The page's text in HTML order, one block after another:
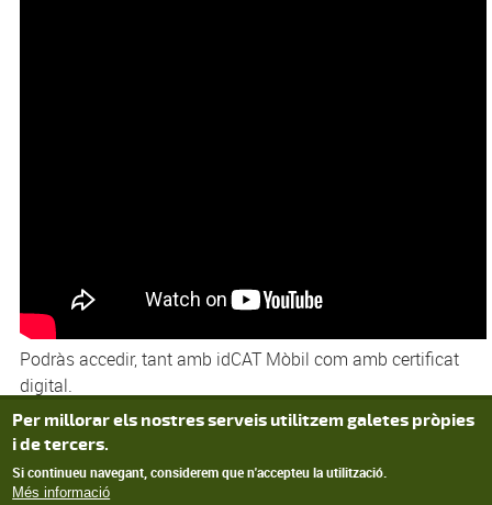
Podràs accedir, tant amb idCAT Mòbil com amb certificat
digital.
Més informació
Per millorar els nostres serveis utilitzem galetes pròpies
i de tercers.
Si continueu navegant, considerem que n'accepteu la utilització.
Més informació